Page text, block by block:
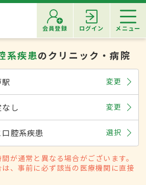
会員登録 ログイン メニュー
系疾患のクリニック・病院
変更
し 変更
腔系疾患 選択
が通常と異なる場合がございます。
、事前に必ず該当の医療機関に直接